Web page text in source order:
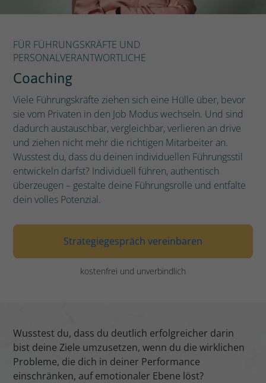
FÜR FÜHRUNGSKRÄFTE UND
PERSONALVERANTWORTLICHE
Coaching
Viele Führungskräfte ziehen sich eine Hülle über, bevor
sie vom Privaten in den Job Modus wechseln. Und sind
dadurch austauschbar, vergleichbar, verlieren an drive
und ziehen nicht mehr die richtigen Mitarbeiter an.
Wusstest du, dass du deinen individuellen Führungsstil
entwickeln darfst? Individuell führen, authentisch
überzeugen – gestalte deine Führungsrolle und entfalte
dein volles Potenzial.
Strategiegespräch vereinbaren
kostenfrei und unverbindlich
Wusstest du, dass du deutlich erfolgreicher darin
bist deine Ziele umzusetzen, wenn du die wirklichen
Probleme, die dich in deiner Performance
einschränken, auf emotionaler Ebene löst?